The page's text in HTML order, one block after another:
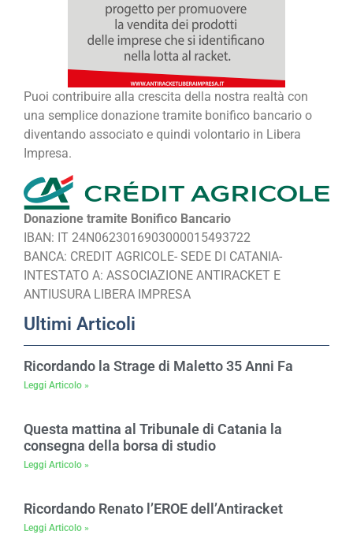
Puoi contribuire alla crescita della nostra realtà con
una semplice donazione tramite bonifico bancario o
diventando associato e quindi volontario in Libera
Impresa.
Donazione tramite Bonifico Bancario
IBAN: IT 24N0623016903000015493722
BANCA: CREDIT AGRICOLE- SEDE DI CATANIA-
INTESTATO A: ASSOCIAZIONE ANTIRACKET E
ANTIUSURA LIBERA IMPRESA
Ultimi Articoli
Ricordando la Strage di Maletto 35 Anni Fa
Leggi Articolo »
Questa mattina al Tribunale di Catania la
consegna della borsa di studio
Leggi Articolo »
Ricordando Renato l’EROE dell’Antiracket
Leggi Articolo »